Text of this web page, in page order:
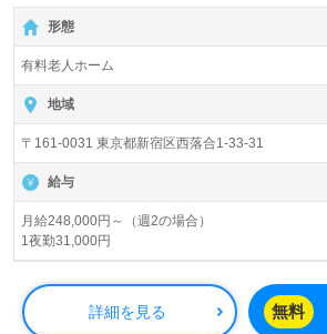
がら、ライフスタイルにあわせてお仕
員登用でキャリアアップ可能★夜勤専任
社員と同様の資格支援制度や福利厚生が
形態
有料老人ホーム
地域
〒161-0031 東京都新宿区西落合1-33-31
給与
月給248,000円～（週2の場合）
1夜勤31,000円
※ケアマネ資格手当30円、年末年始手当、交通費
る基本時給アップあり 昇給あり
詳細を見る 無料